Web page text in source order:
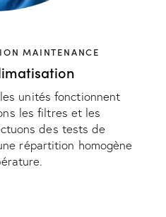
MAINTENANCE
unités fonctionnent
les filtres et les
des tests de
répartition homogène